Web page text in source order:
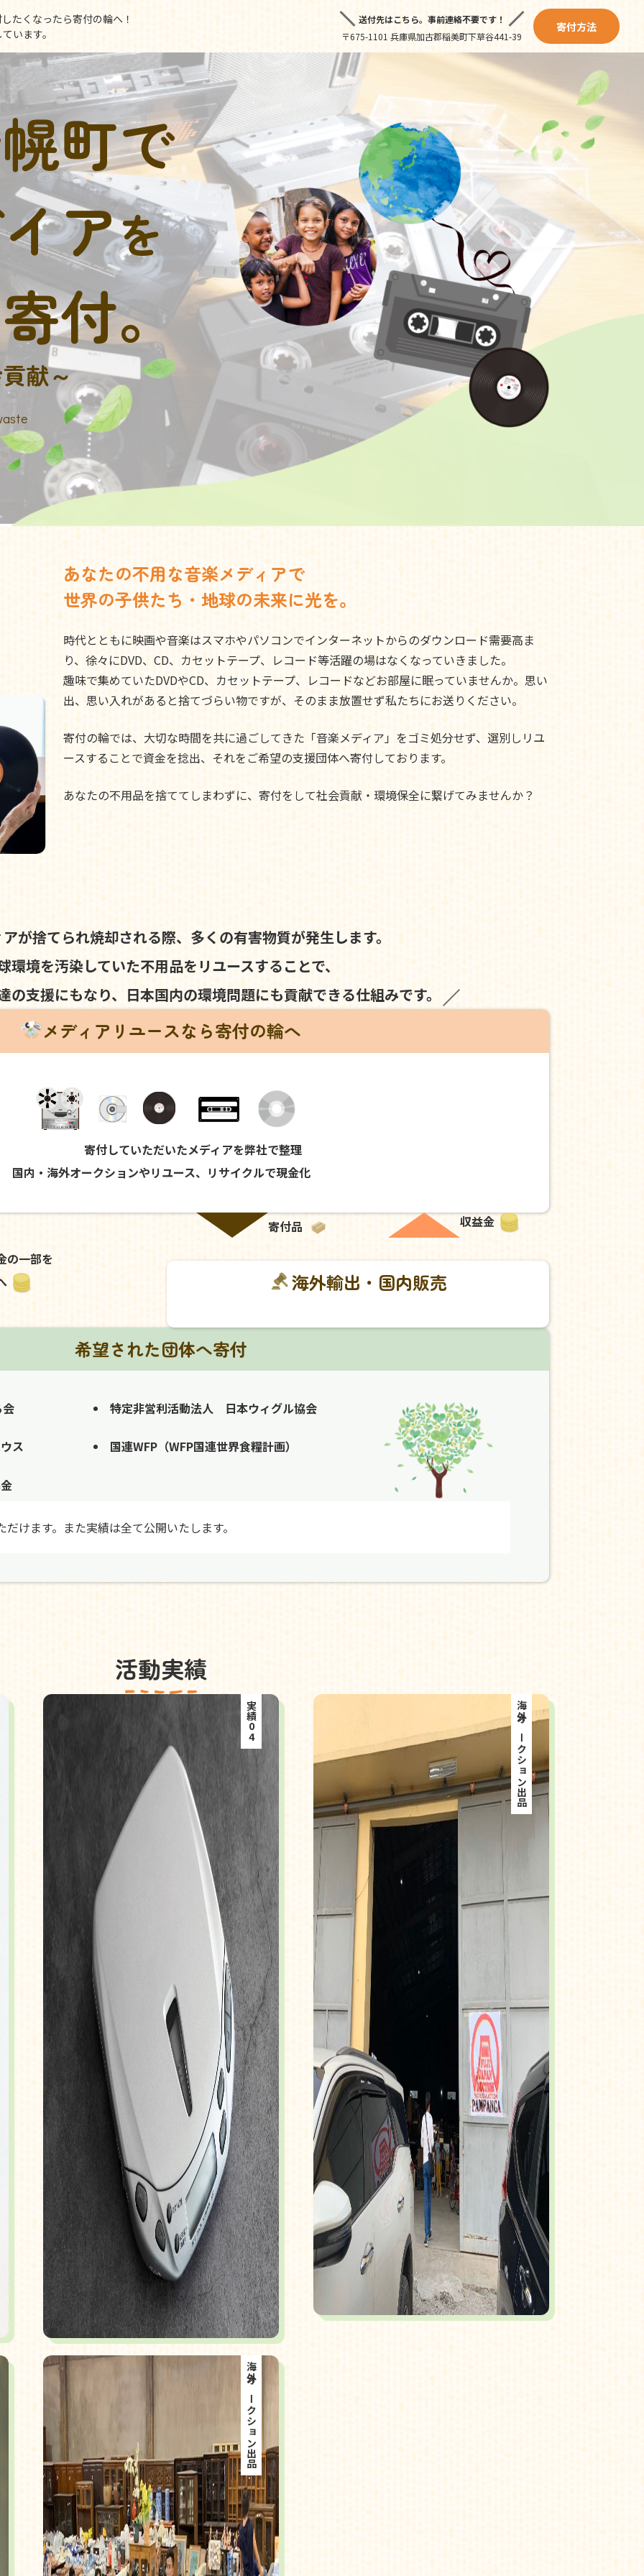
たくなったら寄付の輪へ！
います。
送付先はこちら。 事前連絡不要です！
〒675-1101 兵庫県加古郡稲美町下草谷441-39
寄付方法
町で
アを
付。
献～
あなたの不用な音楽メディアで
世界の子供たち・地球の未来に光を。
時代とともに映画や音楽はスマホやパソコンでインターネットからのダウンロード需要高ま
り、徐々にDVD、CD、カセットテープ、レコード等活躍の場はなくなっていきました。
趣味で集めていたDVDやCD、カセットテープ、レコードなどお部屋に眠っていませんか。思い
出、思い入れがあると捨てづらい物ですが、そのまま放置せず私たちにお送りください。
寄付の輪では、大切な時間を共に過ごしてきた「音楽メディア」をゴミ処分せず、選別しリユ
ースすることで資金を捻出、それをご希望の支援団体へ寄付しております。
あなたの不用品を捨ててしまわずに、寄付をして社会貢献・環境保全に繋げてみませんか？
が捨てられ焼却される際、 多くの有害物質が発生します。
環境を汚染していた不用品を リユースすることで、
支援にもなり、 日本国内の環境問題にも貢献できる仕組みです。
メディアリユースなら寄付の輪へ
寄付していただいたメディアを弊社で整理
国内・海外オークションやリユース、リサイクルで現金化
の一部を
寄付品 収益金
海外輸出・国内販売
希望された団体へ寄付
特定非営利活動法人 日本ウィグル協会
ス 国連WFP（WFP国連世界食糧計画）
けます。また実績は全て公開いたします。
活動実績
実績04 海外オークション出品
海外オークション出品